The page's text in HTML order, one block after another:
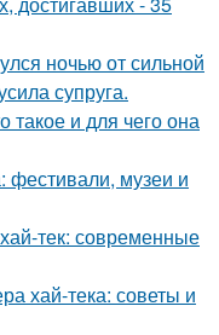
ночью от сильной
супруга.
такое и для чего она
фестивали, музеи и
тек: современные
хай-тека: советы и